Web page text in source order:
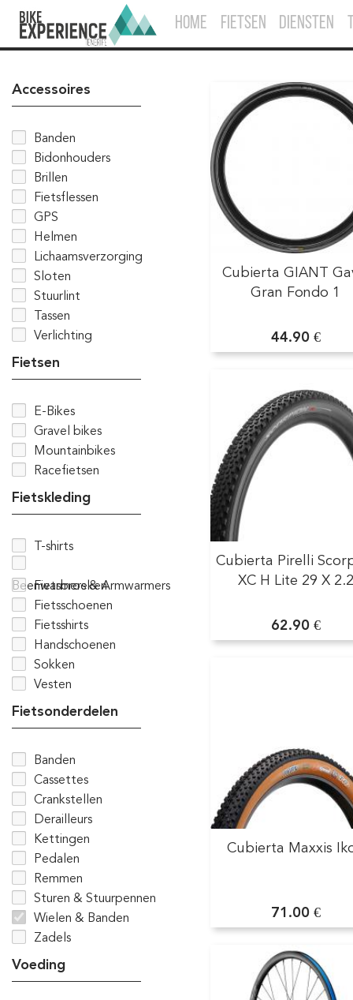
HOME FIETSEN DIENSTEN
Accessoires
Banden
Bidonhouders
Brillen
Fietsflessen
GPS
Helmen
Lichaamsverzorging
Sloten
Stuurlint
Tassen
Verlichting
Fietsen
E-Bikes
Gravel bikes
Mountainbikes
Racefietsen
Fietskleding
T-shirts
Beenwarmers & Armwarmers
Fietsbroeken
Fietsschoenen
Fietsshirts
Handschoenen
Sokken
Vesten
Fietsonderdelen
Banden
Cassettes
Crankstellen
Derailleurs
Kettingen
Pedalen
Remmen
Sturen & Stuurpennen
Wielen & Banden
Zadels
Voeding
Cubierta GIANT
Gran Fondo 1
44.90 €
Cubierta Pirelli
XC H Lite 29 X 2.2
62.90 €
Cubierta Maxxis
71.00 €